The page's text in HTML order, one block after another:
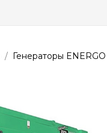
Генераторы ENERGO